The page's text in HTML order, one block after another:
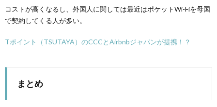
コストが高くなるし、外国人に関しては最近はポケットWi-Fiを母国
で契約してくる人が多い。
Tポイント（TSUTAYA）のCCCとAirbnbジャパンが提携！？
まとめ